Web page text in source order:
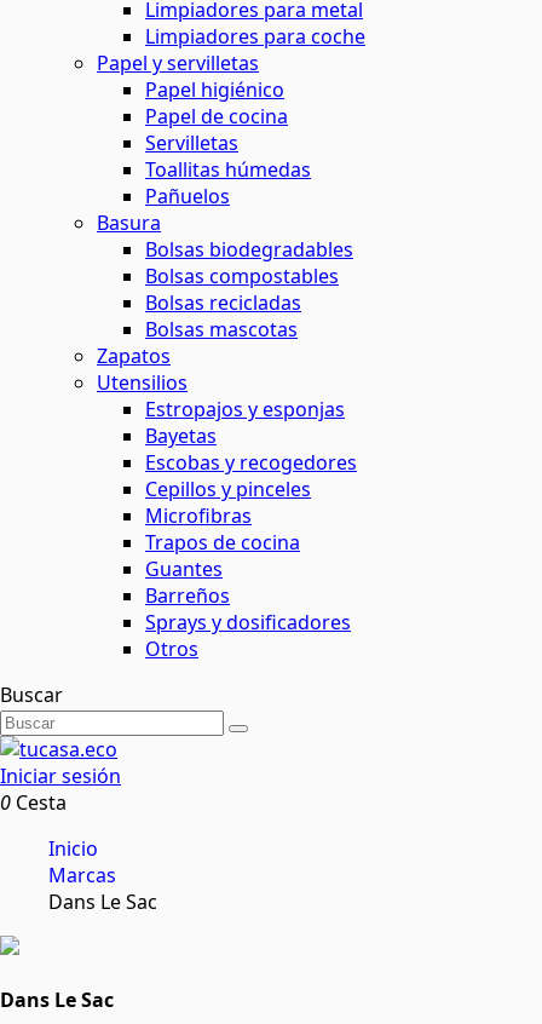
Limpiadores para metal
Limpiadores para coche
Papel y servilletas
Papel higiénico
Papel de cocina
Servilletas
Toallitas húmedas
Pañuelos
Basura
Bolsas biodegradables
Bolsas compostables
Bolsas recicladas
Bolsas mascotas
Zapatos
Utensilios
Estropajos y esponjas
Bayetas
Escobas y recogedores
Cepillos y pinceles
Microfibras
Trapos de cocina
Guantes
Barreños
Sprays y dosificadores
Otros
Buscar
Iniciar sesión
0 Cesta
Inicio
Marcas
Dans Le Sac
Dans Le Sac